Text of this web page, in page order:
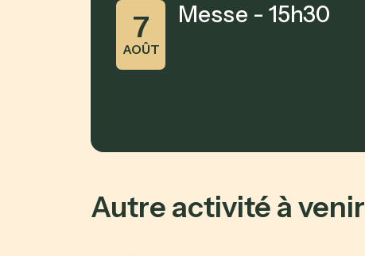
7
AOÛT
Messe - 15h30
Autre activité à venir